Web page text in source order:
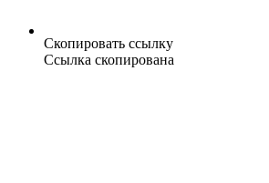
Скопировать ссылку
Ссылка скопирована